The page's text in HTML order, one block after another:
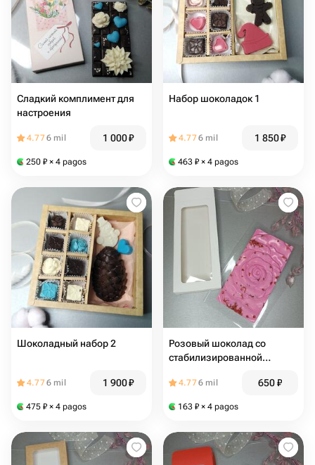
Сладкий комплимент для
настроения
4.776 mil 1 000₽
250 ₽ × 4 pagos
Набор шоколадок 1
4.776 mil 1 850₽
463 ₽ × 4 pagos
Шоколадный набор 2
4.776 mil 1 900₽
475 ₽ × 4 pagos
Розовый шоколад со
стабилизированной
4.776 mil 650₽
163 ₽ × 4 pagos